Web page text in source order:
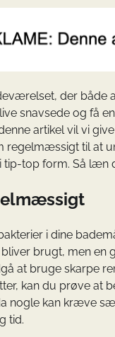
der både
snavsede og få
artikel vil vi
regelmæssigt til at
top form. Så læn
i dine
brugt, men en
at bruge skarpe
kan du prøve at
nogle kan kræve
tid.